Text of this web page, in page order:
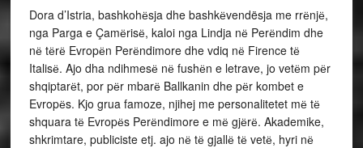
Dora d’Istria, bashkohёsja dhe bashkёvendësja me rrёnjё,
nga Parga e Çamёrisё, kaloi nga Lindja nё Perёndim dhe
nё tёrё Evropёn Perёndimore dhe vdiq nё Firence tё
Italisё. Ajo dha ndihmesё nё fushёn e letrave, jo vetёm pёr
shqiptarёt, por pёr mbarё Ballkanin dhe pёr kombet e
Evropёs. Kjo grua famoze, njihej me personalitetet mё tё
shquara tё Evropёs Perёndimore e mё gjёrё. Akademike,
shkrimtare, publiciste etj. ajo nё tё gjallё tё vetё, hyri nё